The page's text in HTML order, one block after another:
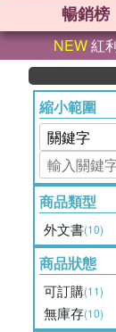
暢銷榜
NEW紅
縮小範圍
商品類型
外文書(10)
商品狀態
可訂購(11)
無庫存(10)